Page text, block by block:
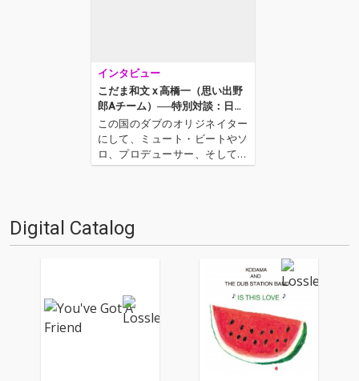
インタビュー
こだま和文 x 高橋一（思い出野
郎Aチーム）──特別対談：日々
の生活、そして音楽
この国のダブのオリジネイター
にして、ミュート・ビートやソ
ロ、プロデューサー、そして現
在では“THE DUB STATION BAN
ね備えた、唯一無二のファン
ク・グルーヴを…
Digital Catalog